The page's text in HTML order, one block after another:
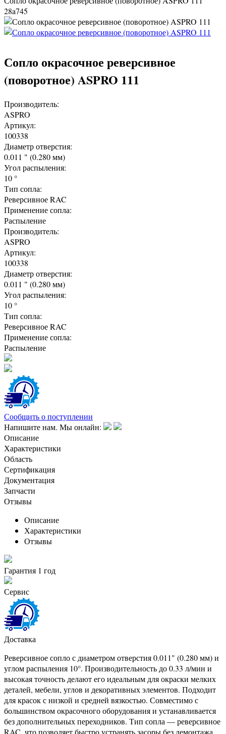
28a745
Сопло окрасочное реверсивное
(поворотное) ASPRO 111
Производитель:
ASPRO
Артикул:
100338
Диаметр отверстия:
0.011 " (0.280 мм)
Угол распыления:
10 °
Тип сопла:
Реверсивное RAC
Применение сопла:
Распыление
Производитель:
ASPRO
Артикул:
100338
Диаметр отверстия:
0.011 " (0.280 мм)
Угол распыления:
10 °
Тип сопла:
Реверсивное RAC
Применение сопла:
Распыление
Сообщить о поступлении
Напишите нам. Мы онлайн:
Описание
Характеристики
Область
Сертификация
Документация
Запчасти
Отзывы
Описание
Характеристики
Отзывы
Гарантия 1 год
Сервис
Доставка
Реверсивное сопло с диаметром отверстия 0.011" (0.280 мм) и
углом распыления 10°. Производительность до 0.33 л/мин и
высокая точность делают его идеальным для окраски мелких
деталей, мебели, углов и декоративных элементов. Подходит
для красок с низкой и средней вязкостью. Совместимо с
большинством окрасочного оборудования и устанавливается
без дополнительных переходников. Тип сопла — реверсивное
RAC, что позволяет быстро устранять засоры без демонтажа.